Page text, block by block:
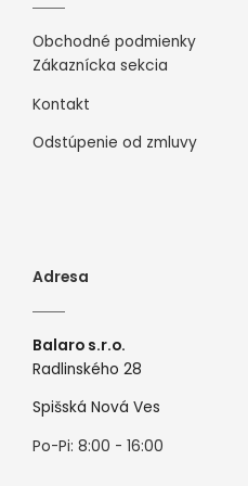
Obchodné podmienky
Zákaznícka sekcia
Kontakt
Odstúpenie od zmluvy
Adresa
Balaro s.r.o.
Radlinského 28
Spišská Nová Ves
Po-Pi: 8:00 - 16:00